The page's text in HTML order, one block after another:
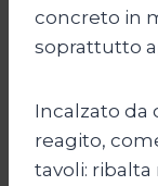
concreto in
soprattutto
Incalzato da
reagito,
tavoli: